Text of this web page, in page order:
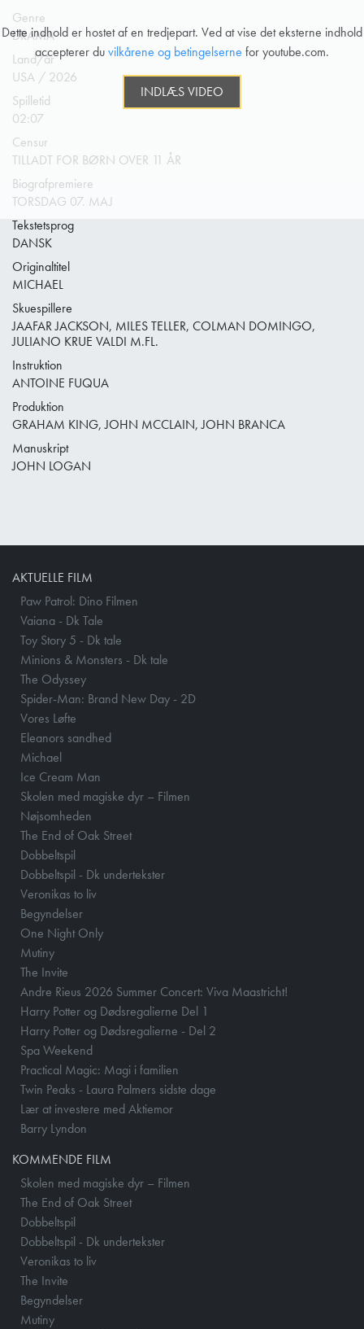
Dette indhold er hostet af en tredjepart. Ved at vise det eksterne indhold
accepterer duvilkårene og betingelserne for youtube.com.
INDLÆS VIDEO
Genre
DRAMA
Land/år
USA / 2026
Spilletid
02:07
Censur
TILLADT FOR BØRN OVER 11 ÅR
Biografpremiere
TORSDAG 07. MAJ
Tekstetsprog
DANSK
Originaltitel
MICHAEL
Skuespillere
JAAFAR JACKSON, MILES TELLER, COLMAN DOMINGO,
JULIANO KRUE VALDI M.FL.
Instruktion
ANTOINE FUQUA
Produktion
GRAHAM KING, JOHN MCCLAIN, JOHN BRANCA
Manuskript
JOHN LOGAN
AKTUELLE FILM
Paw Patrol: Dino Filmen
Vaiana - Dk Tale
Toy Story 5 - Dk tale
Minions & Monsters - Dk tale
The Odyssey
Spider-Man: Brand New Day - 2D
Vores Løfte
Eleanors sandhed
Michael
Ice Cream Man
Skolen med magiske dyr – Filmen
Nøjsomheden
The End of Oak Street
Dobbeltspil
Dobbeltspil - Dk undertekster
Veronikas to liv
Begyndelser
One Night Only
Mutiny
The Invite
Andre Rieus 2026 Summer Concert: Viva Maastricht!
Harry Potter og Dødsregalierne Del 1
Harry Potter og Dødsregalierne - Del 2
Spa Weekend
Practical Magic: Magi i familien
Twin Peaks - Laura Palmers sidste dage
Lær at investere med Aktiemor
Barry Lyndon
KOMMENDE FILM
Skolen med magiske dyr – Filmen
The End of Oak Street
Dobbeltspil
Dobbeltspil - Dk undertekster
Veronikas to liv
The Invite
Begyndelser
Mutiny